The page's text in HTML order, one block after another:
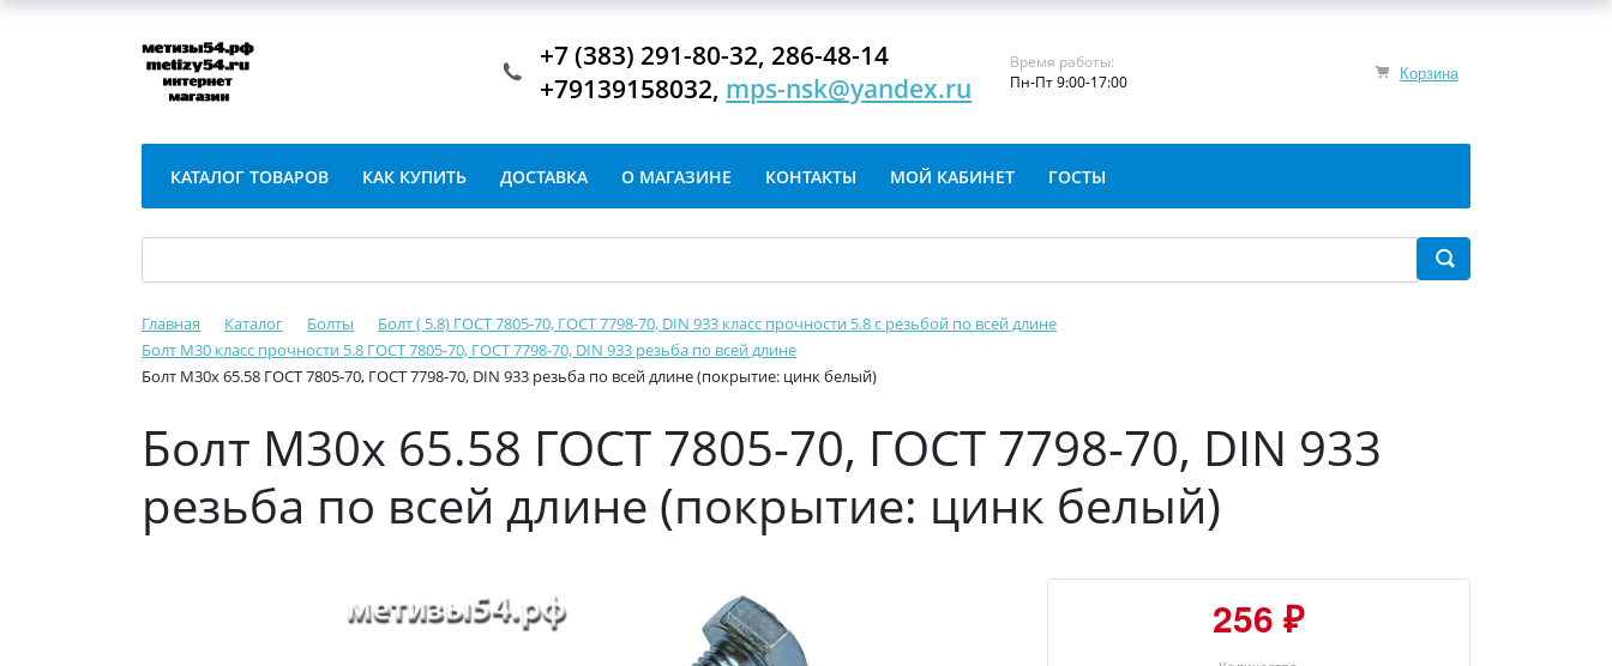
Корзина
+7 (383) 291-80-32, 286-48-14
+79139158032, mps-nsk@yandex.ru
Время работы:
Пн-Пт 9:00-17:00
КАТАЛОГ ТОВАРОВ КАК КУПИТЬ ДОСТАВКА О МАГАЗИНЕ КОНТАКТЫ МОЙ КАБИНЕТ ГОСТЫ
Главная Каталог Болты
Болт ( 5.8) ГОСТ 7805-70, ГОСТ 7798-70, DIN 933 класс прочности 5.8 с резьбой по всей длине
Болт М30 класс прочности 5.8 ГОСТ 7805-70, ГОСТ 7798-70, DIN 933 резьба по всей длине
Болт М30х 65.58 ГОСТ 7805-70, ГОСТ 7798-70, DIN 933 резьба по всей длине (покрытие: цинк белый)
Болт М30х 65.58 ГОСТ 7805-70, ГОСТ 7798-70, DIN 933
резьба по всей длине (покрытие: цинк белый)
256 ₽